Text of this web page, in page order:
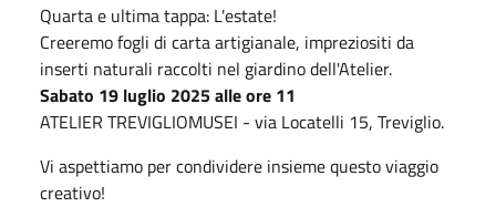
Quarta e ultima tappa: L'estate!
Creeremo fogli di carta artigianale, impreziositi da
inserti naturali raccolti nel giardino dell'Atelier.
Sabato 19 luglio 2025 alle ore 11
ATELIER TREVIGLIOMUSEI - via Locatelli 15, Treviglio.
Vi aspettiamo per condividere insieme questo viaggio
creativo!